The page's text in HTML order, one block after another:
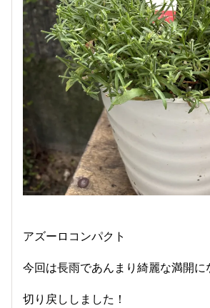
アズーロコンパクト
今回は長雨であんまり綺麗な満開
切り戻ししました！